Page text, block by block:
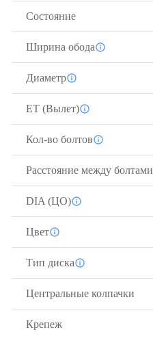
Состояние
Ширина обода
Диаметр
ЕТ (Вылет)
Кол-во болтов
Расстояние между болтами
DIA (ЦО)
Цвет
Тип диска
Центральные колпачки
Крепеж